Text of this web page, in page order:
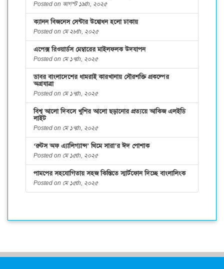
Posted on আগস্ট ১৯th, ২০২৫
ক্যানন বিজনেস সেন্টার উদ্বোধন হলো ঢাকায়
Posted on মে ২৮th, ২০২৫
এপেক্স রিওয়ার্ডস মেম্বারের মাইলফলক উদযাপন
Posted on মে ১৭th, ২০২৫
ডাবর বাংলাদেশের ধামরাই কারখানায় সৌরশক্তি প্রকল্পের
অগ্রযাত্রা
Posted on মে ১৭th, ২০২৫
বিশ্ব আলো দিবসে খুশির আলো ছড়ানোর প্রত্যয়ে আকিজ এলইডি
লাইট
Posted on মে ১৭th, ২০২৫
‘রুটস অফ এ্যালিগ্যান্স’ থিমে সারা’র ঈদ পোশাক
Posted on মে ১৫th, ২০২৫
পামপের সহযোগিতায় সহজ কিস্তিতে স্মার্টফোন দিচ্ছে বাংলালিংক
Posted on মে ১৫th, ২০২৫